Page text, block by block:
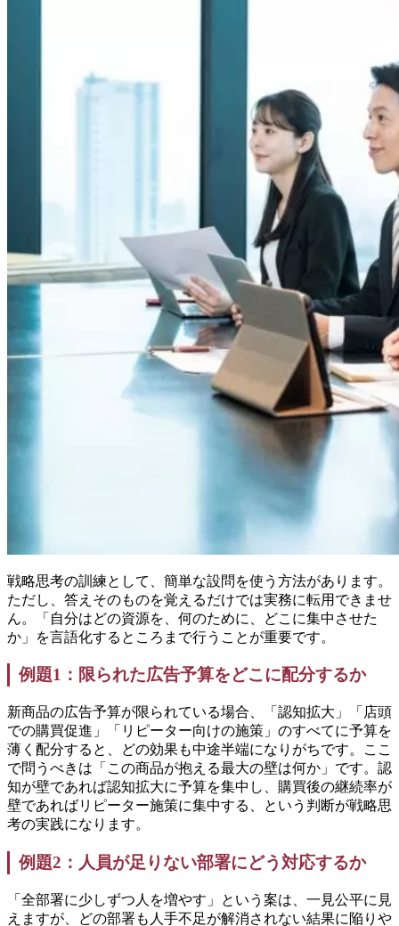
戦略思考の訓練として、簡単な設問を使う方法があります。
ただし、答えそのものを覚えるだけでは実務に転用できませ
ん。「自分はどの資源を、何のために、どこに集中させた
か」を言語化するところまで行うことが重要です。
例題1：限られた広告予算をどこに配分するか
新商品の広告予算が限られている場合、「認知拡大」「店頭
での購買促進」「リピーター向けの施策」のすべてに予算を
薄く配分すると、どの効果も中途半端になりがちです。ここ
で問うべきは「この商品が抱える最大の壁は何か」です。認
知が壁であれば認知拡大に予算を集中し、購買後の継続率が
壁であればリピーター施策に集中する、という判断が戦略思
考の実践になります。
例題2：人員が足りない部署にどう対応するか
「全部署に少しずつ人を増やす」という案は、一見公平に見
えますが、どの部署も人手不足が解消されない結果に陥りや